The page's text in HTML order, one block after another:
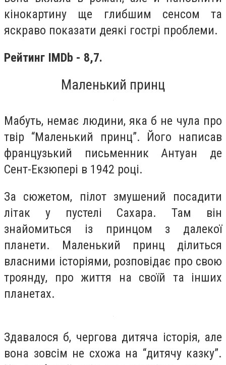
кінокартину ще глибшим сенсом та
яскраво показати деякі гострі проблеми.
Рейтинг IMDb - 8,7.
Маленький принц
Мабуть, немає людини, яка б не чула про
твір “Маленький принц”. Його написав
французький письменник Антуан де
Сент-Екзюпері в 1942 році.
За сюжетом, пілот змушений посадити
літак у пустелі Сахара. Там він
знайомиться із принцом з далекої
планети. Маленький принц ділиться
власними історіями, розповідає про свою
троянду, про життя на своїй та інших
планетах.
Здавалося б, чергова дитяча історія, але
вона зовсім не схожа на “дитячу казку”.